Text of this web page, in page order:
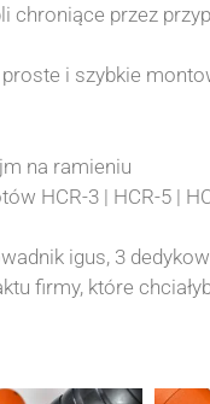
chroniące przez
i szybkie
na ramieniu
HCR-3 | HCR-5 |
igus, 3
firmy, które